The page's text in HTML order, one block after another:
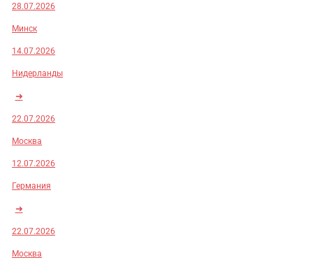
28.07.2026
Минск
14.07.2026
Нидерланды
➜
22.07.2026
Москва
12.07.2026
Германия
➜
22.07.2026
Москва